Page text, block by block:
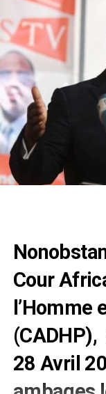
Cour
l’Homme
28 Avril